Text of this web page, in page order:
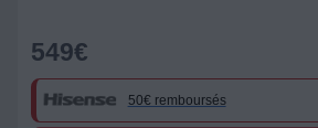
549€
50€ remboursés